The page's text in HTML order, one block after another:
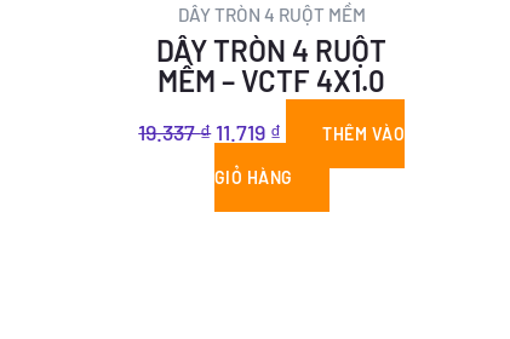
DÂY TRÒN 4 RUỘT MỀM
DÂY TRÒN 4 RUỘT
MỀM – VCTF 4X1.0
19.337₫
là:
19.337 ₫.
11.719 ₫
tại
là:
11.719 ₫.
THÊM VÀO
GIỎ HÀNG